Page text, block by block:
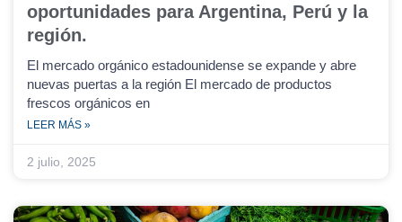
oportunidades para Argentina, Perú y la
región.
El mercado orgánico estadounidense se expande y abre
nuevas puertas a la región El mercado de productos
frescos orgánicos en
LEER MÁS »
2 julio, 2025